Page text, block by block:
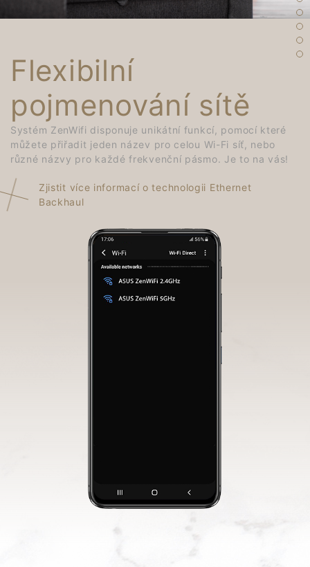
Flexibilní
pojmenování sítě
Systém ZenWifi disponuje unikátní funkcí, pomocí které
můžete přiřadit jeden název pro celou Wi-Fi síť, nebo
různé názvy pro každé frekvenční pásmo. Je to na vás!
Zjistit více informací o technologii Ethernet
Backhaul